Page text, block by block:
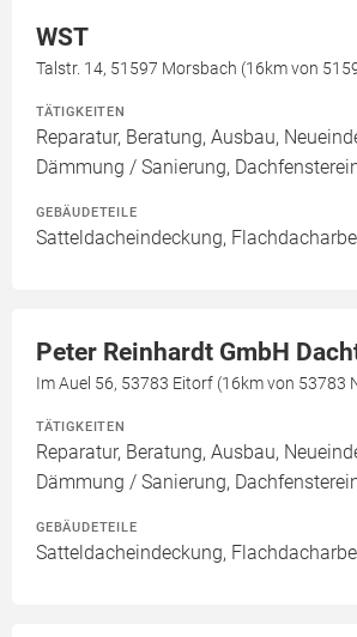
WST
Talstr. 14, 51597 Morsbach (16km von
TÄTIGKEITEN
Reparatur, Beratung, Ausbau,
Dämmung / Sanierung,
GEBÄUDETEILE
Satteldacheindeckung,
Peter Reinhardt GmbH
Im Auel 56, 53783 Eitorf (16km von 53783
TÄTIGKEITEN
Reparatur, Beratung, Ausbau,
Dämmung / Sanierung,
GEBÄUDETEILE
Satteldacheindeckung,